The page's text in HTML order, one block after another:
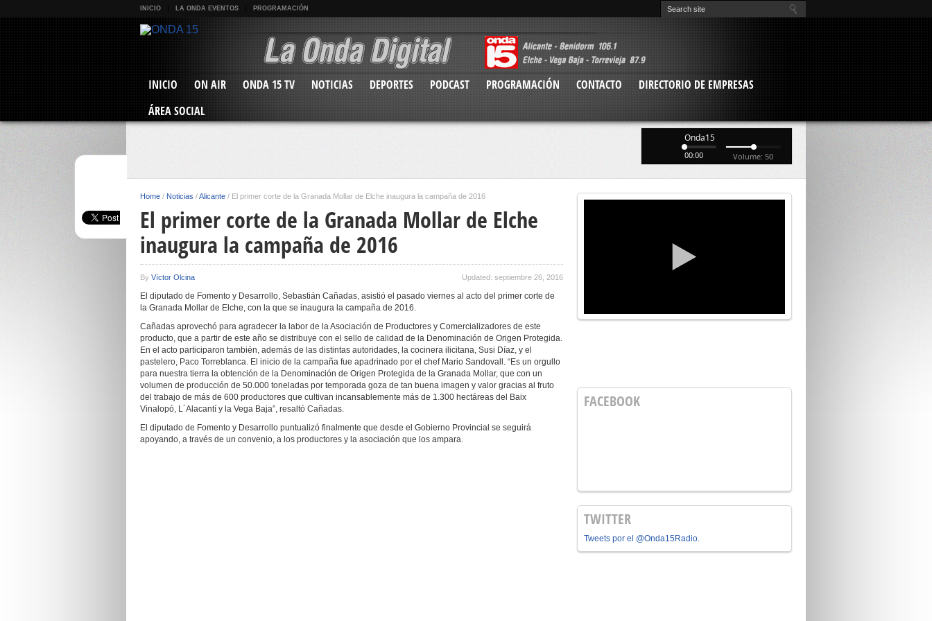
INICIO LA ONDA EVENTOS PROGRAMACIÓN
INICIO ON AIR ONDA 15 TV NOTICIAS DEPORTES PODCAST PROGRAMACIÓN CONTACTO
DIRECTORIO DE EMPRESAS
ÁREA SOCIAL
Onda15
00:00 Volume: 50
Home / Noticias /Alicante / El primer corte de la Granada Mollar de Elche inaugura la campaña de 2016
El primer corte de la Granada Mollar de Elche
inaugura la campaña de 2016
By Víctor Olcina Updated: septiembre 26, 2016
El diputado de Fomento y Desarrollo, Sebastián Cañadas, asistió el pasado viernes al acto del primer corte de
la Granada Mollar de Elche, con la que se inaugura la campaña de 2016.
Cañadas aprovechó para agradecer la labor de la Asociación de Productores y Comercializadores de este
producto, que a partir de este año se distribuye con el sello de calidad de la Denominación de Origen Protegida.
En el acto participaron también, además de las distintas autoridades, la cocinera ilicitana, Susi Díaz, y el
pastelero, Paco Torreblanca. El inicio de la campaña fue apadrinado por el chef Mario Sandovall. “Es un orgullo
para nuestra tierra la obtención de la Denominación de Origen Protegida de la Granada Mollar, que con un
volumen de producción de 50.000 toneladas por temporada goza de tan buena imagen y valor gracias al fruto
del trabajo de más de 600 productores que cultivan incansablemente más de 1.300 hectáreas del Baix
Vinalopó, L´Alacantí y la Vega Baja”, resaltó Cañadas.
El diputado de Fomento y Desarrollo puntualizó finalmente que desde el Gobierno Provincial se seguirá
apoyando, a través de un convenio, a los productores y la asociación que los ampara.
FACEBOOK
TWITTER
Tweets por el @Onda15Radio.